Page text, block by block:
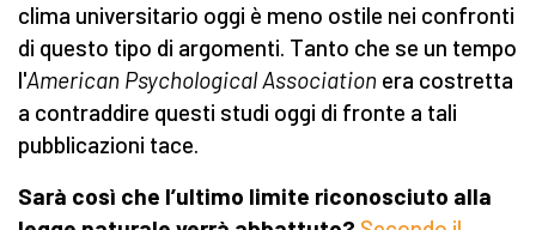
clima universitario oggi è meno ostile nei confronti
di questo tipo di argomenti. Tanto che se un tempo
l'American Psychological Association era costretta
a contraddire questi studi oggi di fronte a tali
pubblicazioni tace.
Sarà così che l’ultimo limite riconosciuto alla